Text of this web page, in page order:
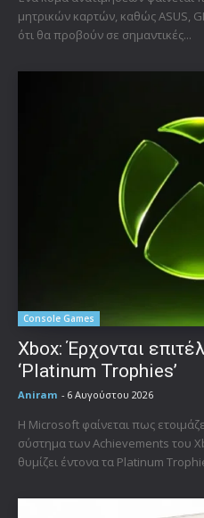
μητρικών καρτών, καθώς ASUS,
ότι θα προβούν σε σημαντικές...
Console Games
Xbox: Έρχονται
‘Platinum Trophies’
Aniram - 6 Αυγούστου 2026
Η Microsoft φαίνεται πως
σύστημα των Achievements του
θυμίζει έντονα τα Platinum